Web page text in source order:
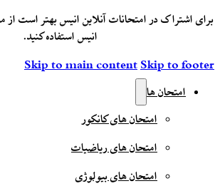
برای اشتراک در امتحانات آنلاین انیس بهتر است از
انیس استفاده کنید.
Skip to main contentSkip to footer
امتحان ها
امتحان های کانکور
امتحان های ریاضیات
امتحان های بیولوژی